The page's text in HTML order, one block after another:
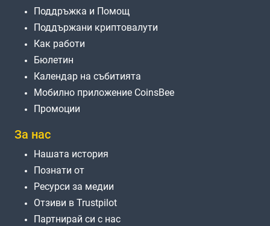
Поддръжка и Помощ
Поддържани криптовалути
Как работи
Бюлетин
Календар на събитията
Мобилно приложение CoinsBee
Промоции
За нас
Нашата история
Познати от
Ресурси за медии
Отзиви в Trustpilot
Партнирай си с нас